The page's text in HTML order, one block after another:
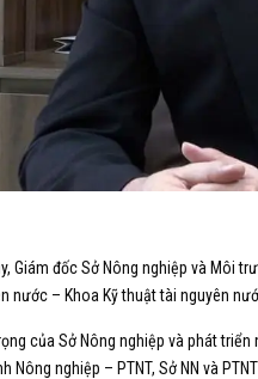
Giám đốc Sở Nông nghiệp và Môi
nước – Khoa Kỹ thuật tài nguyên
của Sở Nông nghiệp và phát
Nông nghiệp – PTNT, Sở NN và